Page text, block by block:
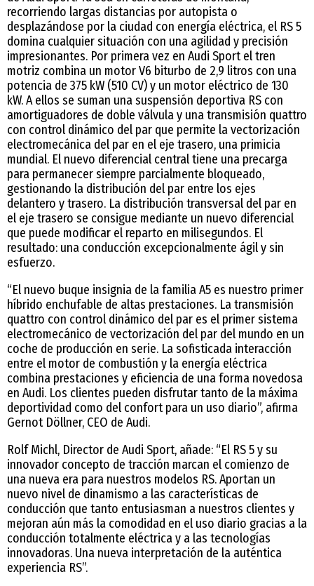
recorriendo largas distancias por autopista o
desplazándose por la ciudad con energía eléctrica, el RS 5
domina cualquier situación con una agilidad y precisión
impresionantes. Por primera vez en Audi Sport el tren
motriz combina un motor V6 biturbo de 2,9 litros con una
potencia de 375 kW (510 CV) y un motor eléctrico de 130
kW. A ellos se suman una suspensión deportiva RS con
amortiguadores de doble válvula y una transmisión quattro
con control dinámico del par que permite la vectorización
electromecánica del par en el eje trasero, una primicia
mundial. El nuevo diferencial central tiene una precarga
para permanecer siempre parcialmente bloqueado,
gestionando la distribución del par entre los ejes
delantero y trasero. La distribución transversal del par en
el eje trasero se consigue mediante un nuevo diferencial
que puede modificar el reparto en milisegundos. El
resultado: una conducción excepcionalmente ágil y sin
esfuerzo.
“El nuevo buque insignia de la familia A5 es nuestro primer
híbrido enchufable de altas prestaciones. La transmisión
quattro con control dinámico del par es el primer sistema
electromecánico de vectorización del par del mundo en un
coche de producción en serie. La sofisticada interacción
entre el motor de combustión y la energía eléctrica
combina prestaciones y eficiencia de una forma novedosa
en Audi. Los clientes pueden disfrutar tanto de la máxima
deportividad como del confort para un uso diario”, afirma
Gernot Döllner, CEO de Audi.
Rolf Michl, Director de Audi Sport, añade: “El RS 5 y su
innovador concepto de tracción marcan el comienzo de
una nueva era para nuestros modelos RS. Aportan un
nuevo nivel de dinamismo a las características de
conducción que tanto entusiasman a nuestros clientes y
mejoran aún más la comodidad en el uso diario gracias a la
conducción totalmente eléctrica y a las tecnologías
innovadoras. Una nueva interpretación de la auténtica
experiencia RS”.